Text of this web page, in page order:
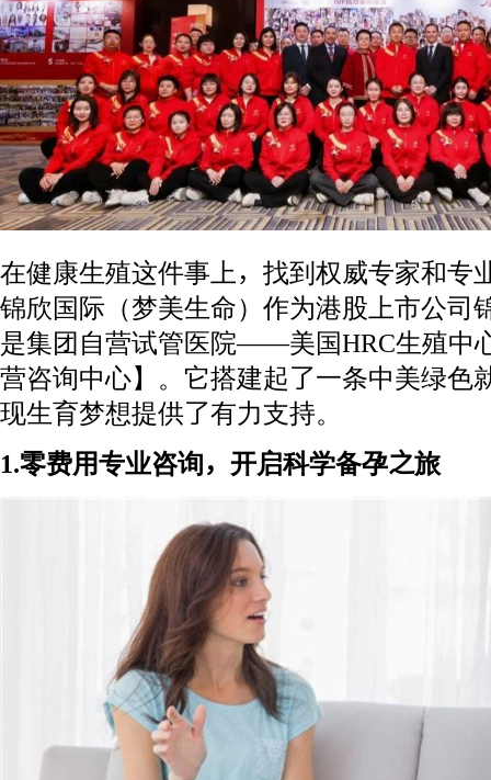
在健康生殖这件事上，找到权威专家和专
锦欣国际（梦美生命）作为港股上市公司
是集团自营试管医院——美国HRC生殖中
营咨询中心】。它搭建起了一条中美绿色
现生育梦想提供了有力支持。
1.零费用专业咨询，开启科学备孕之旅